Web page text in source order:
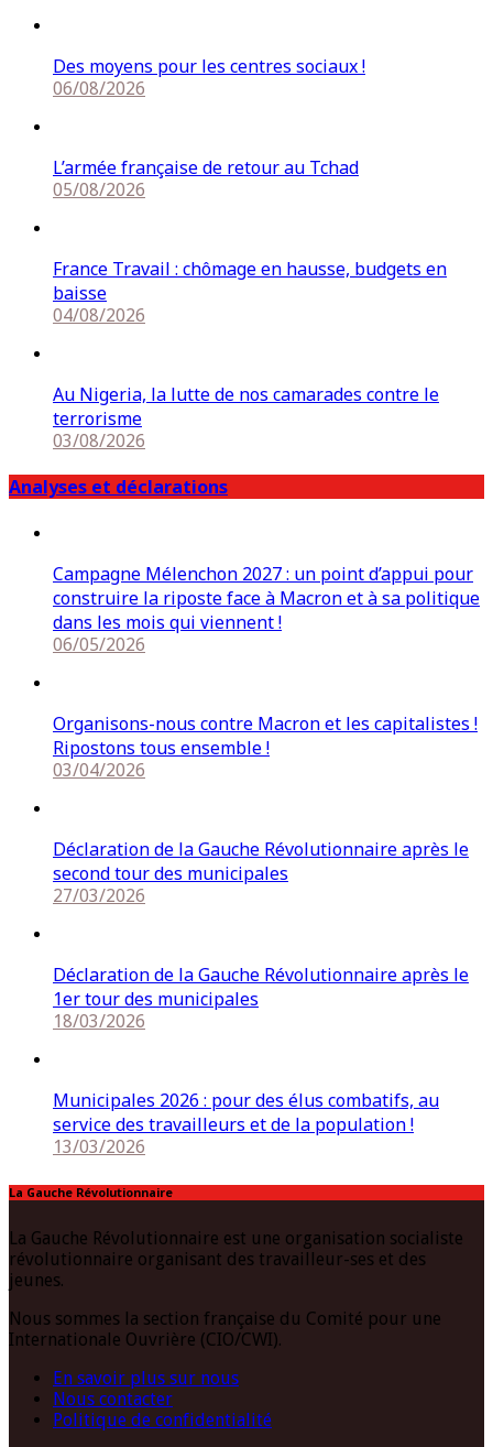
Des moyens pour les centres sociaux !
06/08/2026
L’armée française de retour au Tchad
05/08/2026
France Travail : chômage en hausse, budgets en
baisse
04/08/2026
Au Nigeria, la lutte de nos camarades contre le
terrorisme
03/08/2026
Analyses et déclarations
Campagne Mélenchon 2027 : un point d’appui pour
construire la riposte face à Macron et à sa politique
dans les mois qui viennent !
06/05/2026
Organisons-nous contre Macron et les capitalistes !
Ripostons tous ensemble !
03/04/2026
Déclaration de la Gauche Révolutionnaire après le
second tour des municipales
27/03/2026
Déclaration de la Gauche Révolutionnaire après le
1er tour des municipales
18/03/2026
Municipales 2026 : pour des élus combatifs, au
service des travailleurs et de la population !
13/03/2026
La Gauche Révolutionnaire
La Gauche Révolutionnaire est une organisation socialiste
révolutionnaire organisant des travailleur-ses et des
jeunes.
Nous sommes la section française du Comité pour une
Internationale Ouvrière (CIO/CWI).
En savoir plus sur nous
Nous contacter
Politique de confidentialité